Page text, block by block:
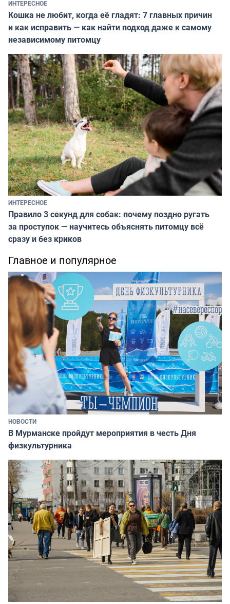
ИНТЕРЕСНОЕ
Кошка не любит, когда её гладят: 7 главных причин
и как исправить — как найти подход даже к самому
независимому питомцу
ИНТЕРЕСНОЕ
Правило 3 секунд для собак: почему поздно ругать
за проступок — научитесь объяснять питомцу всё
сразу и без криков
Главное и популярное
НОВОСТИ
В Мурманске пройдут мероприятия в честь Дня
физкультурника